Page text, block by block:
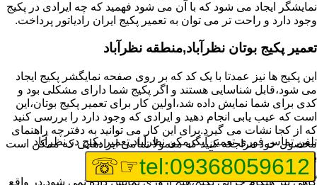
نمایشگر ایجاد می شود که با آن می شود فهمید که چه ایرادی در پکیج
وجود دارد و راحت تر می توان به تعمیر پکیج ایران رادیاتور پرداخت.
تعمیر پکیج بوتان نظرآباد,منطقه نظرآباد
این پکیج ها نیز عمدتا با یک کد که بر روی صفحه نمایگشر پکیج ایجاد
می شود،قابل شناسایی هستند و اگر پکیج شما دارای مشکلی بود و
کدی برای شما نمایش داده شد،اولین کار برای تعمیر پکیج بوتان،این
است که عیب یابی انجام دهید و ایرادی که وجود دارد را بررسی کنید
که از کجا نشات می گیرد.برای این کار می توانید به دفترچه راهنمای
محصول خود مراجعه کنید که معمولا تمامی ایرادهایی که ممکن است
برای پکیج پیش بیاید در آن قرار گرفته است.
گاهی نیز هنگام خرابی پکیج،هیچ اروری نمایش داده نمی شود.در واقع
تلفن تماس فوریتعمیر آبگرمکن نظرآباد,تعمیر پکیج در نظرآباد
tel:09368059612
☞☏